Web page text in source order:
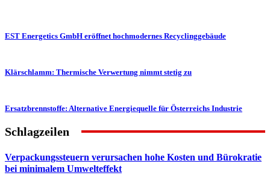
EST Energetics GmbH eröffnet hochmodernes Recyclinggebäude
Klärschlamm: Thermische Verwertung nimmt stetig zu
Ersatzbrennstoffe: Alternative Energiequelle für Österreichs Industrie
Schlagzeilen
Verpackungssteuern verursachen hohe Kosten und Bürokratie
bei minimalem Umwelteffekt